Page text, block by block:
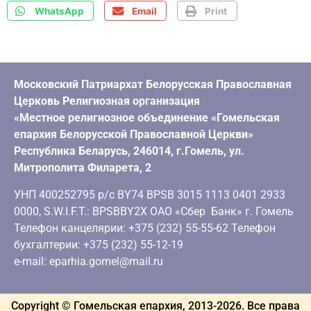
WhatsApp Email Print
Московский Патриархат Белорусская Православная
Церковь Религиозная организация
«Местное религиозное объединение «Гомельская
епархия Белорусской Православной Церкви»
Республика Беларусь, 246014, г.Гомель, ул.
Митрополита Филарета, 2
УНП 400252795 р/с BY74 BPSB 3015 1113 0401 2933
0000, S.W.I.F.T.: BPSBBY2X ОАО «Сбер Банк» г. Гомель
Телефон канцелярии: +375 (232) 55-55-62 Телефон
бухгалтерии: +375 (232) 55-12-19
e-mail: eparhia.gomel@mail.ru
Copyright © Гомельская епархия, 2013-2026. Все права